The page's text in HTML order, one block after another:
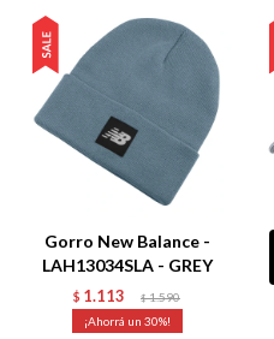
Gorro New Balance -
LAH13034SLA - GREY
$ 1.113 $ 1.590
30